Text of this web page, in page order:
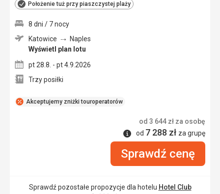
Położenie tuż przy piaszczystej plaży
Akceptujemy zniżki touroperatorów
8 dni / 7 nocy
Katowice
Naples
Wyświetl plan lotu
pt 28.8. - pt 4.9.2026
Trzy posiłki
od 3 644 zł za osobę
Informacje
od 7 288 zł za grupę
Sprawdź cenę
Sprawdź pozostałe propozycje dla hotelu Hotel Club